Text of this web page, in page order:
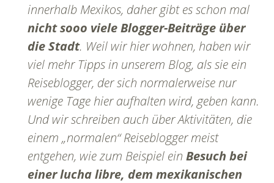
innerhalb Mexikos, daher gibt es schon mal
nicht sooo viele Blogger-Beiträge über
die Stadt. Weil wir hier wohnen, haben wir
viel mehr Tipps in unserem Blog, als sie ein
Reiseblogger, der sich normalerweise nur
wenige Tage hier aufhalten wird, geben kann.
Und wir schreiben auch über Aktivitäten, die
einem „normalen“ Reiseblogger meist
entgehen, wie zum Beispiel ein Besuch bei
einer lucha libre, dem mexikanischen